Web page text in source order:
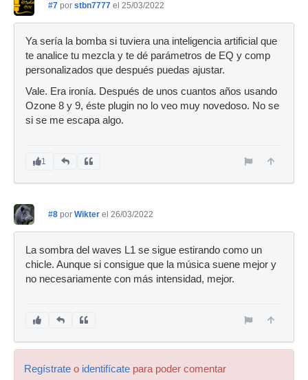
#7 por stbn7777 el 25/03/2022
Ya sería la bomba si tuviera una inteligencia artificial que
te analice tu mezcla y te dé parámetros de EQ y comp
personalizados que después puedas ajustar.
Vale. Era ironía. Después de unos cuantos años usando
Ozone 8 y 9, éste plugin no lo veo muy novedoso. No se
si se me escapa algo.
1
#8 por Wikter el 26/03/2022
La sombra del waves L1 se sigue estirando como un
chicle. Aunque si consigue que la música suene mejor y
no necesariamente con más intensidad, mejor.
Regístrate o identifícate para poder comentar